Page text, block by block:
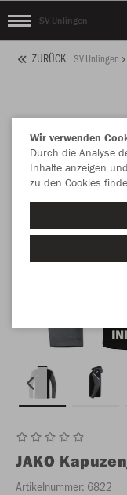
SV Unlingen
ZURÜCK SV Unlingen
JAKO
Artikelnummer: 6822
Wir verwenden
Durch die Analyse
Inhalte anzeigen
zu den Cookies